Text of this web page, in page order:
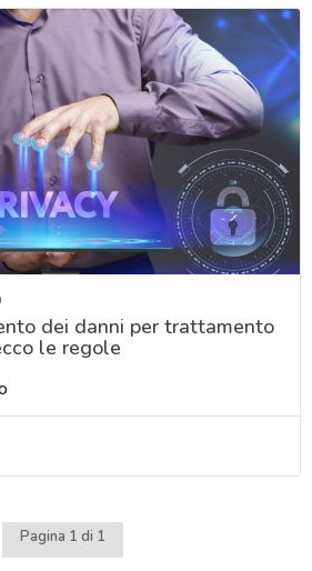
dei danni per trattamento
le regole
Pagina 1 di 1